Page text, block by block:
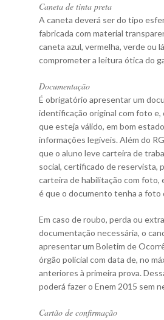
Caneta de tinta preta
A caneta deverá ser do tipo
fabricada com material
caneta azul, vermelha, verde ou
comprometer a leitura ótica do
Documentação
É obrigatório apresentar um
identificação original com foto e,
que esteja válido, em bom
informações legíveis. Além do
que o aluno leve carteira de
social, certificado de reservista,
carteira de habilitação com
é que o documento tenha a foto
Em caso de roubo, perda ou
documentação necessária, o
apresentar um Boletim de
órgão policial com data de, no
anteriores à primeira prova.
poderá fazer o Enem 2015 sem
Cartão de confirmação